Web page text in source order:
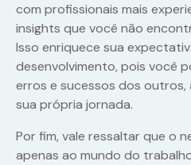
com profissionais mais
insights que você não
Isso enriquece sua
desenvolvimento, pois você
erros e sucessos dos outros,
sua própria jornada.
Por fim, vale ressaltar que o
apenas ao mundo do